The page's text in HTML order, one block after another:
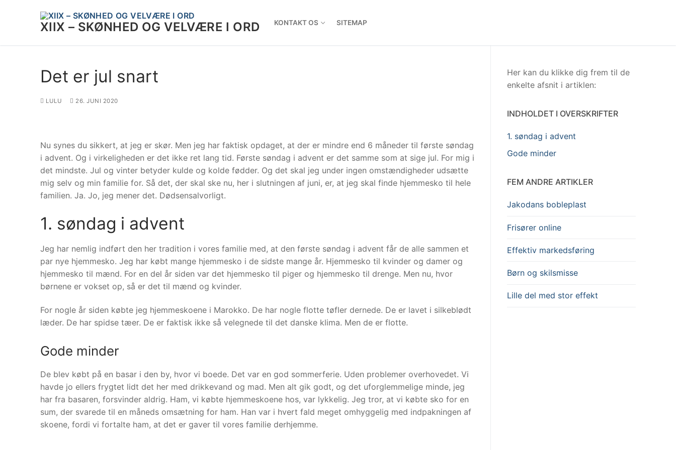
XIIX – SKØNHED OG VELVÆRE I ORD KONTAKT OS SITEMAP
Det er jul snart
LULU 26. JUNI 2020
Nu synes du sikkert, at jeg er skør. Men jeg har faktisk opdaget, at der er mindre end 6 måneder til første søndag
i advent. Og i virkeligheden er det ikke ret lang tid. Første søndag i advent er det samme som at sige jul. For mig i
det mindste. Jul og vinter betyder kulde og kolde fødder. Og det skal jeg under ingen omstændigheder udsætte
mig selv og min familie for. Så det, der skal ske nu, her i slutningen af juni, er, at jeg skal finde hjemmesko til hele
familien. Ja. Jo, jeg mener det. Dødsensalvorligt.
1. søndag i advent
Jeg har nemlig indført den her tradition i vores familie med, at den første søndag i advent får de alle sammen et
par nye hjemmesko. Jeg har købt mange hjemmesko i de sidste mange år. Hjemmesko til kvinder og damer og
hjemmesko til mænd. For en del år siden var det hjemmesko til piger og hjemmesko til drenge. Men nu, hvor
børnene er vokset op, så er det til mænd og kvinder.
For nogle år siden købte jeg hjemmeskoene i Marokko. De har nogle flotte tøfler dernede. De er lavet i silkeblødt
læder. De har spidse tæer. De er faktisk ikke så velegnede til det danske klima. Men de er flotte.
Gode minder
De blev købt på en basar i den by, hvor vi boede. Det var en god sommerferie. Uden problemer overhovedet. Vi
havde jo ellers frygtet lidt det her med drikkevand og mad. Men alt gik godt, og det uforglemmelige minde, jeg
har fra basaren, forsvinder aldrig. Ham, vi købte hjemmeskoene hos, var lykkelig. Jeg tror, at vi købte sko for en
sum, der svarede til en måneds omsætning for ham. Han var i hvert fald meget omhyggelig med indpakningen af
skoene, fordi vi fortalte ham, at det er gaver til vores familie derhjemme.
Her kan du klikke dig frem til de
enkelte afsnit i artiklen:
INDHOLDET I OVERSKRIFTER
1. søndag i advent
Gode minder
FEM ANDRE ARTIKLER
Jakodans bobleplast
Frisører online
Effektiv markedsføring
Børn og skilsmisse
Lille del med stor effekt